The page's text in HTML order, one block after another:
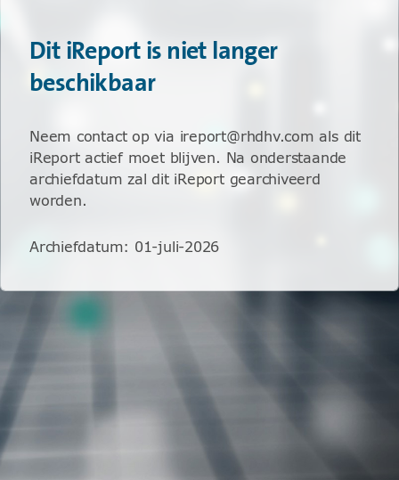
Dit iReport is niet langer
beschikbaar
Neem contact op via ireport@rhdhv.com als dit
iReport actief moet blijven. Na onderstaande
archiefdatum zal dit iReport gearchiveerd
worden.
Archiefdatum: 01-juli-2026